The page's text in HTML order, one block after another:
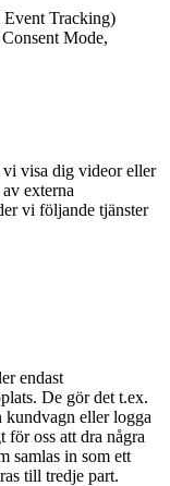
Tracking)
Mode,
vi visa dig videor eller
externa
vi följande tjänster
endast
De gör det t.ex.
eller logga
oss att dra några
samlas in som ett
till tredje part.